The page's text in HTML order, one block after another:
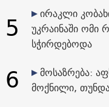
5
ირაკლი
უკრაინაში ომი
სჭირდებოდა
6
მოსაზრება:
მოქნილი,